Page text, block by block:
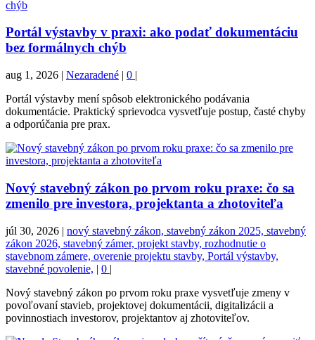
Portál výstavby v praxi: ako podať dokumentáciu
bez formálnych chýb
aug 1, 2026 | Nezaradené | 0 |
Portál výstavby mení spôsob elektronického podávania
dokumentácie. Praktický sprievodca vysvetľuje postup, časté chyby
a odporúčania pre prax.
Nový stavebný zákon po prvom roku praxe: čo sa
zmenilo pre investora, projektanta a zhotoviteľa
júl 30, 2026 | nový stavebný zákon, stavebný zákon 2025, stavebný
zákon 2026, stavebný zámer, projekt stavby, rozhodnutie o
stavebnom zámere, overenie projektu stavby, Portál výstavby,
stavebné povolenie, | 0 |
Nový stavebný zákon po prvom roku praxe vysvetľuje zmeny v
povoľovaní stavieb, projektovej dokumentácii, digitalizácii a
povinnostiach investorov, projektantov aj zhotoviteľov.